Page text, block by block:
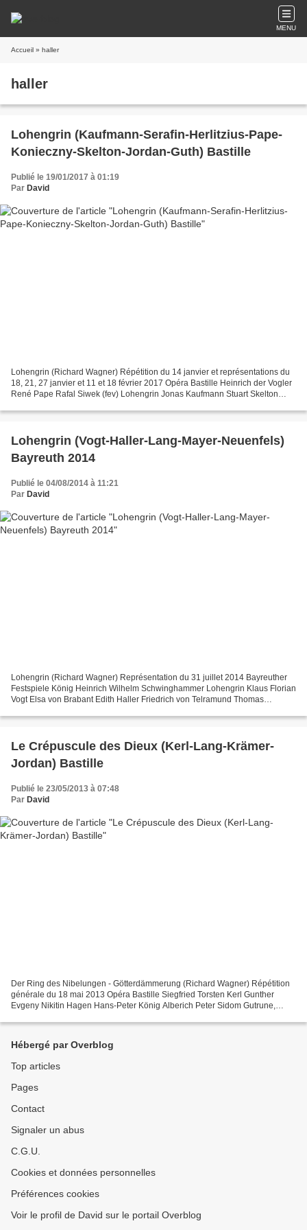
MENU
Accueil » haller
haller
Lohengrin (Kaufmann-Serafin-Herlitzius-Pape-
Konieczny-Skelton-Jordan-Guth) Bastille
Publié le 19/01/2017 à 01:19
Par David
Lohengrin (Richard Wagner) Répétition du 14 janvier et représentations du
18, 21, 27 janvier et 11 et 18 février 2017 Opéra Bastille Heinrich der Vogler
René Pape Rafal Siwek (fev) Lohengrin Jonas Kaufmann Stuart Skelton
Lohengrin (Vogt-Haller-Lang-Mayer-Neuenfels)
Bayreuth 2014
Publié le 04/08/2014 à 11:21
Par David
Lohengrin (Richard Wagner) Représentation du 31 juillet 2014 Bayreuther
Festspiele König Heinrich Wilhelm Schwinghammer Lohengrin Klaus Florian
Vogt Elsa von Brabant Edith Haller Friedrich von Telramund Thomas
Le Crépuscule des Dieux (Kerl-Lang-Krämer-
Jordan) Bastille
Publié le 23/05/2013 à 07:48
Par David
Der Ring des Nibelungen - Götterdämmerung (Richard Wagner) Répétition
générale du 18 mai 2013 Opéra Bastille Siegfried Torsten Kerl Gunther
Evgeny Nikitin Hagen Hans-Peter König Alberich Peter Sidom Gutrune,
Hébergé par Overblog
Top articles
Pages
Contact
Signaler un abus
C.G.U.
Cookies et données personnelles
Préférences cookies
Voir le profil de David sur le portail Overblog